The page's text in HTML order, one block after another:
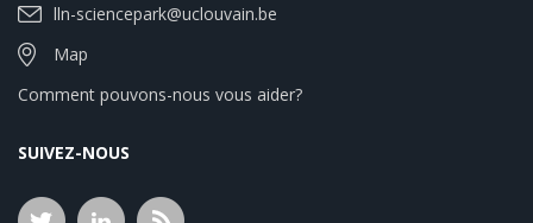
lln-sciencepark@uclouvain.be
Map
Comment pouvons-nous vous aider?
SUIVEZ-NOUS